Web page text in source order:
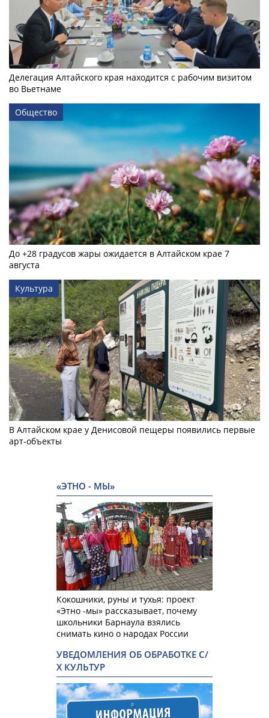
Делегация Алтайского края находится с рабочим визитом
во Вьетнаме
Общество
До +28 градусов жары ожидается в Алтайском крае 7
августа
Культура
В Алтайском крае у Денисовой пещеры появились первые
арт-объекты
«ЭТНО - МЫ»
Кокошники, руны и тухья: проект
«Этно -мы» рассказывает, почему
школьники Барнаула взялись
снимать кино о народах России
УВЕДОМЛЕНИЯ ОБ ОБРАБОТКЕ С/
Х КУЛЬТУР